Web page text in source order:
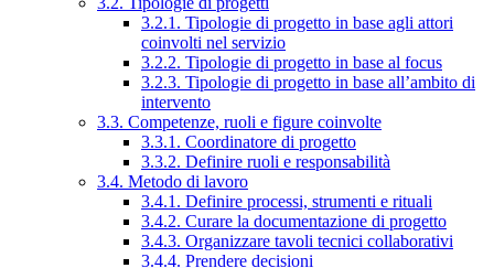
3.2.1. Tipologie di progetto in base agli attori
coinvolti nel servizio
3.2.2. Tipologie di progetto in base al focus
3.2.3. Tipologie di progetto in base all’ambito di
intervento
3.3. Competenze, ruoli e figure coinvolte
3.3.1. Coordinatore di progetto
3.3.2. Definire ruoli e responsabilità
3.4. Metodo di lavoro
3.4.1. Definire processi, strumenti e rituali
3.4.2. Curare la documentazione di progetto
3.4.3. Organizzare tavoli tecnici collaborativi
3.4.4. Prendere decisioni